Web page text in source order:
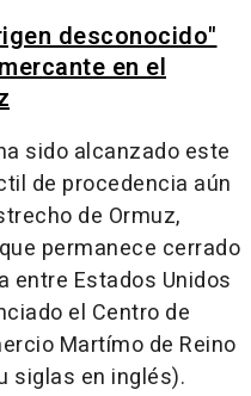
desconocido"
en el
sido alcanzado este
de procedencia aún
de Ormuz,
permanece cerrado
entre Estados Unidos
el Centro de
Martímo de Reino
siglas en inglés).